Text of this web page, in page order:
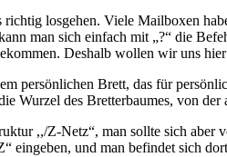
losgehen. Viele Mailboxen
man sich einfach mit „?“ die
Deshalb wollen wir uns
persönlichen Brett, das für
Wurzel des Bretterbaumes, von
,,/Z-Netz“, man sollte sich
eingeben, und man befindet sich